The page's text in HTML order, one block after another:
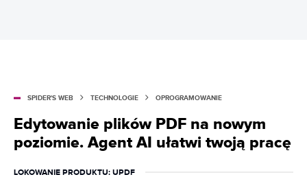
SPIDER'S WEB TECHNOLOGIE OPROGRAMOWANIE
Edytowanie plików PDF na nowym
poziomie. Agent AI ułatwi twoją pracę
LOKOWANIE PRODUKTU: UPDF